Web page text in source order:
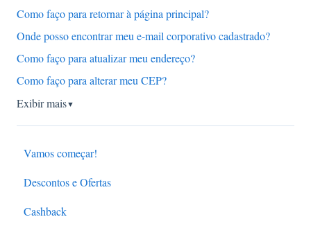
Como faço para retornar à página principal?
Onde posso encontrar meu e-mail corporativo cadastrado?
Como faço para atualizar meu endereço?
Como faço para alterar meu CEP?
Exibir mais▼
Vamos começar!
Descontos e Ofertas
Cashback